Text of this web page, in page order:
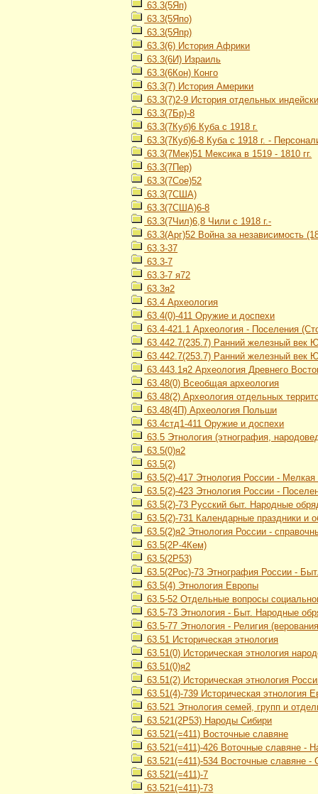
63.3(5Яп)
63.3(5Япо)
63.3(5Япр)
63.3(6) История Африки
63.3(6И) Израиль
63.3(6Кон) Конго
63.3(7) История Америки
63.3(7)2-9 История отдельных
63.3(7Бр)-8
63.3(7Куб)6 Куба с 1918 г.
63.3(7Куб)6-8 Куба с 1918 г. -
63.3(7Мек)51 Мексика в 1519 - 1810 гг.
63.3(7Пер)
63.3(7Сое)52
63.3(7США)
63.3(7США)6-8
63.3(7Чил)6,8 Чили с 1918 г.-
63.3(Арг)52 Война за независимость
63.3-37
63.3-7
63.3-7 я72
63.3я2
63.4 Археология
63.4(0)-411 Оружие и доспехи
63.4-421.1 Археология - Поселения
63.442.7(235.7) Ранний железный век
63.442.7(253.7) Ранний железный век
63.443.1я2 Археология Древнего
63.48(0) Всеобщая археология
63.48(2) Археология отдельных
63.48(4П) Археология Польши
63.4стд1-411 Оружие и доспехи
63.5 Этнология (этнография,
63.5(0)я2
63.5(2)
63.5(2)-417 Этнология России -
63.5(2)-423 Этнология России -
63.5(2)-73 Русский быт. Народные
63.5(2)-731 Календарные праздники и
63.5(2)я2 Этнология России -
63.5(2Р-4Кем)
63.5(2Р53)
63.5(2Рос)-73 Этнография России -
63.5(4) Этнология Европы
63.5-52 Отдельные вопросы
63.5-73 Этнология - Быт. Народные
63.5-77 Этнология - Религия
63.51 Историческая этнология
63.51(0) Историческая этнология
63.51(0)я2
63.51(2) Историческая этнология
63.51(4)-739 Историческая
63.521 Этнология семей, групп и
63.521(2Р53) Народы Сибири
63.521(=411) Восточные славяне
63.521(=411)-426 Воточные славяне -
63.521(=411)-534 Восточные славяне
63.521(=411)-7
63.521(=411)-73